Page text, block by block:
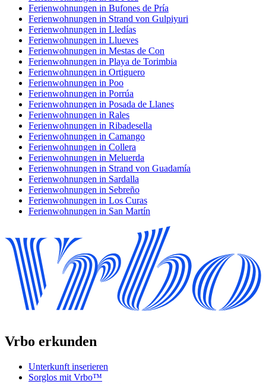
Ferienwohnungen in Bufones de Pría
Ferienwohnungen in Strand von Gulpiyuri
Ferienwohnungen in Lledías
Ferienwohnungen in Llueves
Ferienwohnungen in Mestas de Con
Ferienwohnungen in Playa de Torimbia
Ferienwohnungen in Ortiguero
Ferienwohnungen in Poo
Ferienwohnungen in Porrúa
Ferienwohnungen in Posada de Llanes
Ferienwohnungen in Rales
Ferienwohnungen in Ribadesella
Ferienwohnungen in Camango
Ferienwohnungen in Collera
Ferienwohnungen in Meluerda
Ferienwohnungen in Strand von Guadamía
Ferienwohnungen in Sardalla
Ferienwohnungen in Sebreño
Ferienwohnungen in Los Curas
Ferienwohnungen in San Martín
Vrbo erkunden
Unterkunft inserieren
Sorglos mit Vrbo™